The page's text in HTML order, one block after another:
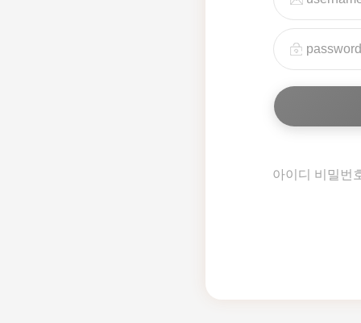
아이디 비밀번